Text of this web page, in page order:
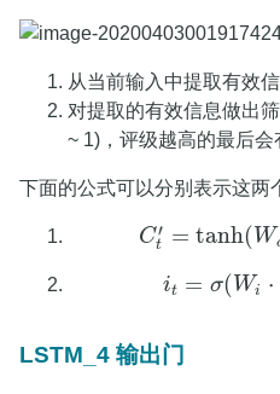
从当前输入中提取有效
对提取的有效信息做出
~ 1)，评级越高的最后
下面的公式可以分别表示这两
C′
t = tanh(W
Ct′=tanh (W
it = σ(Wi ⋅
it= σ(W i⋅
LSTM_4 输出门